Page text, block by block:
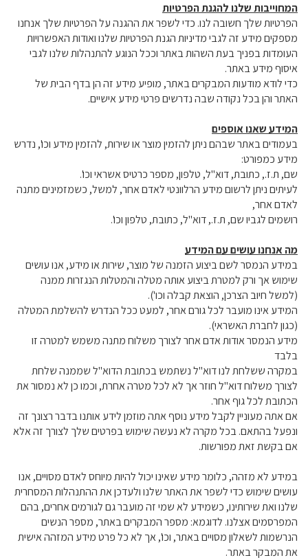
המחוייבות שלנו להגנת הפרטיות
הפרטיות שלך חשובה לנו. כדי לשפר את ההגנה על הפרטיות שלך אנחנו
מספקים מידע זה לגבי מדיניות הגנת הפרטיות שלנו ואודות האפשרויות
העומדות בפניך בעת השהות באתר וככל הנוגע להתנהלות שלנו לגבי
איסוף מידע באתר.
כדי לודא מודעות המבקרים באתר, מופיע מידע זה הן בדף הבית של
האתר והן בכל נקודה שבה נדרשים פרטי מידע אישיים.
המידע שאנו אוספים
בעמודים באתר שבהם ניתן להזמין מוצר או שירות, להזמין מידע וכו', נדרש
מידע כמפורט:
שם, ת.ז., כתובת, דוא"ל, טלפון, מספר כרטיס אשראי וכו'.
לעיתים ניתן לרשום מידע הרלוונטי לאדם אחר, למשל, כשמזמינים מתנה
לאדם אחר,
רושמים לגביו שם, ת.ז., דוא"ל, כתובת, טלפון וכו'.
מה אנחנו עושים עם המידע
במידע הנמסר לשם ביצוע הזמנה של מוצר, שירות או מידע, אנו עושים
שימוש אך ורק למטרת ביצוע אותה מטלה והמטלות הנגזרות ממנה
(למשל חיוב הצרכן, הוצאת קבלה וכו').
המידע אינו מועבר לכל גורם אחר, למעט ככל הנדרש להשלמת המטלה
(כגון לחברת האשראי).
מידע הנמסר אודות אדם אחר לצורך משלוח מתנה משמש למטרה זו
בלבד
במקרה ששלחת לנו דוא"ל נשתמש בכתובת הדוא"ל שממנה שלחת
לצורך משלוח דוא"ל חוזר אך לא לכל מטרה אחרת, וכמו כן לא נמסור את
הכתובת לכל גוף אחר.
אם אתה מעוניין לקבל מידע נוסף אתה מוזמן לידע אותנו בדבר רצונך זה
ונפעל בהתאם. בכל מקרה לא נעשה שימוש בפרטים שלך לצורך זה אלא
אם בקשת זאת מפורשות.
במידע לא מזהה, כלומר מידע שאינו יכול להיות מיוחס לאדם מסויים, אנו
עושים שימוש כדי לשפר את האתר שלנו ולעדכן את ההתנהלות המסחרית
שלנו ואת שירותינו, כשמידע לא שמי זה מועבר גם לגורמים אחרים, בהם
המפרסמים אצלנו. לדוגמא: מספר המבקרים באתר, מספר הנשים
הנרשמות לשאלון מסויים באתר, וכו', אך לא כל פרט מידע המזהה אישית
את המבקר באתר.